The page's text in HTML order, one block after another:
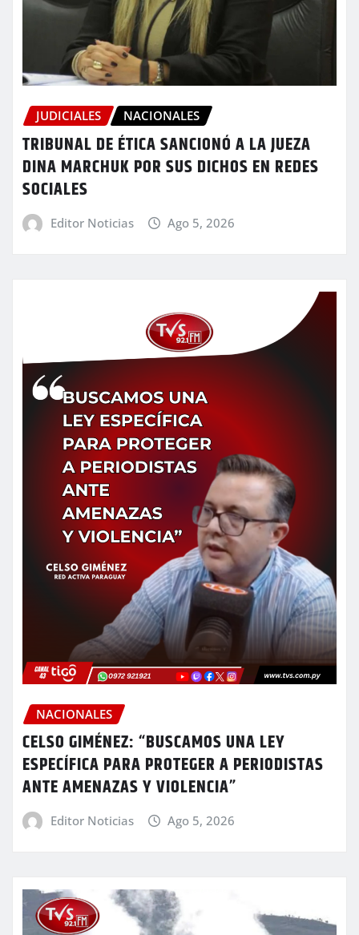
JUDICIALES NACIONALES
TRIBUNAL DE ÉTICA SANCIONÓ A LA JUEZA
DINA MARCHUK POR SUS DICHOS EN REDES
SOCIALES
Editor Noticias Ago 5, 2026
NACIONALES
CELSO GIMÉNEZ: “BUSCAMOS UNA LEY
ESPECÍFICA PARA PROTEGER A PERIODISTAS
ANTE AMENAZAS Y VIOLENCIA”
Editor Noticias Ago 5, 2026